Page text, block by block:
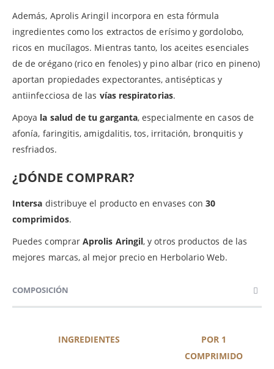
Además, Aprolis Aringil incorpora en esta fórmula
ingredientes como los extractos de erísimo y gordolobo,
ricos en mucílagos. Mientras tanto, los aceites esenciales
de de orégano (rico en fenoles) y pino albar (rico en pineno)
aportan propiedades expectorantes, antisépticas y
antiinfecciosa de las vías respiratorias.
Apoya la salud de tu garganta, especialmente en casos de
afonía, faringitis, amigdalitis, tos, irritación, bronquitis y
resfriados.
¿DÓNDE COMPRAR?
Intersa distribuye el producto en envases con30
comprimidos.
Puedes comprarAprolis Aringil, y otros productos de las
mejores marcas, al mejor precio en Herbolario Web.
COMPOSICIÓN
INGREDIENTES
POR 1
COMPRIMIDO